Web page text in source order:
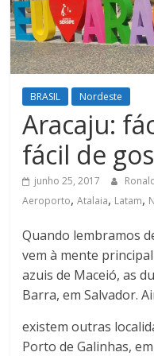
BRASIL Nordeste
Aracaju:
fácil de
junho 25, 2017
Aeroporto,Atalaia, Latam,
Quando lembramos
vem à mente
azuis de Maceió, as
Barra, em Salvador.
existem outras
Porto de Galinhas,